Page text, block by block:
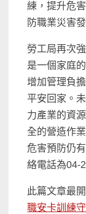
練，提升危
防職業災害
勞工局再次
是一個家庭
增加管理負
平安回家。
力產業的資
全的營造作
危害預防仍
絡電話為04-
此篇文章最
職安卡訓練